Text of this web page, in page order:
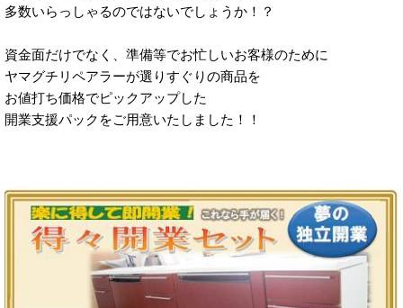
多数いらっしゃるのではないでしょうか！？
資金面だけでなく、準備等でお忙しいお客様のために
ヤマグチリペアラーが選りすぐりの商品を
お値打ち価格でピックアップした
開業支援パックをご用意いたしました！！